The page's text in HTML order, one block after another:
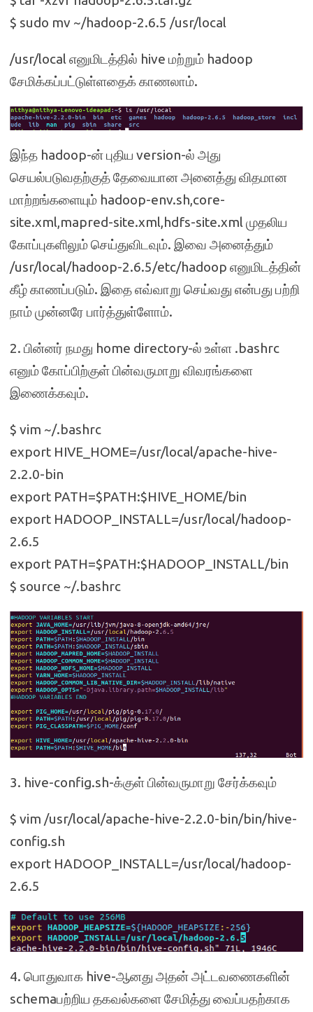
$ sudo mv ~/hadoop-2.6.5 /usr/local
/usr/local எனுமிடத்தில் hive மற்றும் hadoop
சேமிக்கப்பட்டுள்ளதைக் காணலாம்.
இந்த hadoop-ன் புதிய version-ல் அது
செயல்படுவதற்குத் தேவையான அனைத்து விதமான
மாற்றங்களையும் hadoop-env.sh,core-
site.xml,mapred-site.xml,hdfs-site.xml முதலிய
கோப்புகளிலும் செய்துவிடவும். இவை அனைத்தும்
/usr/local/hadoop-2.6.5/etc/hadoop எனுமிடத்தின்
கீழ் காணப்படும். இதை எவ்வாறு செய்வது என்பது பற்றி
நாம் முன்னரே பார்த்துள்ளோம்.
2. பின்னர் நமது home directory-ல் உள்ள .bashrc
எனும் கோப்பிற்குள் பின்வருமாறு விவரங்களை
இணைக்கவும்.
$ vim ~/.bashrc
export HIVE_HOME=/usr/local/apache-hive-
2.2.0-bin
export PATH=$PATH:$HIVE_HOME/bin
export HADOOP_INSTALL=/usr/local/hadoop-
2.6.5
export PATH=$PATH:$HADOOP_INSTALL/bin
$ source ~/.bashrc
3. hive-config.sh-க்குள் பின்வருமாறு சேர்க்கவும்
$ vim /usr/local/apache-hive-2.2.0-bin/bin/hive-
config.sh
export HADOOP_INSTALL=/usr/local/hadoop-
2.6.5
4. பொதுவாக hive-ஆனது அதன் அட்டவணைகளின்
schemaபற்றிய தகவல்களை சேமித்து வைப்பதற்காக